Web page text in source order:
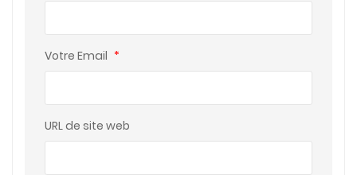
Votre Email *
URL de site web